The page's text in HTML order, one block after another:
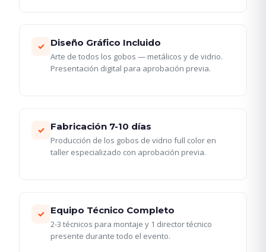
✓ Diseño Gráfico Incluido
Arte de todos los gobos — metálicos y de vidrio.
Presentación digital para aprobación previa.
✓ Fabricación 7-10 días
Producción de los gobos de vidrio full color en
taller especializado con aprobación previa.
✓ Equipo Técnico Completo
2-3 técnicos para montaje y 1 director técnico
presente durante todo el evento.